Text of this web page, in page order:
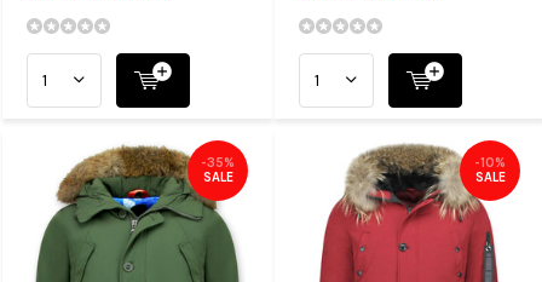
-35%
SALE
-10%
SALE